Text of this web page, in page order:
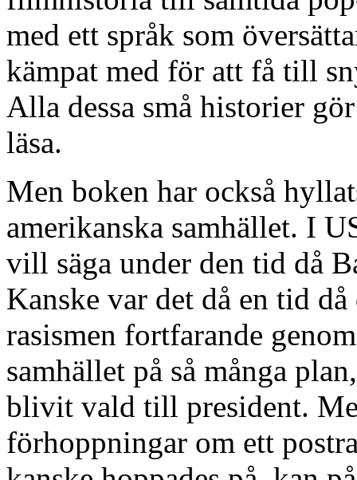
med ett språk som
kämpat med för att få till
Alla dessa små historier
läsa.
Men boken har också
amerikanska samhället. I
vill säga under den tid då
Kanske var det då en tid
rasismen fortfarande
samhället på så många
blivit vald till president.
förhoppningar om ett